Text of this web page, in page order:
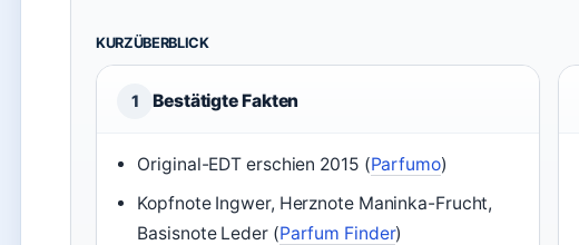
KURZÜBERBLICK
1 Bestätigte Fakten
Original-EDT erschien 2015 (Parfumo)
Kopfnote Ingwer, Herznote Maninka-Frucht,
Basisnote Leder (Parfum Finder)